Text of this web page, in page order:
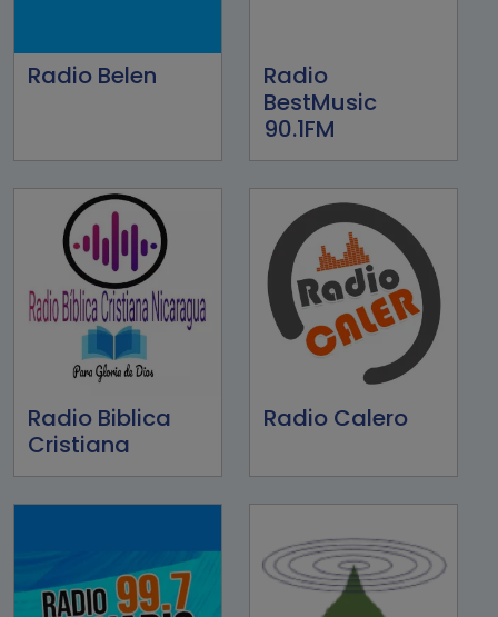
Radio Belen
Radio
BestMusic
90.1FM
Radio Biblica
Cristiana
Radio Calero